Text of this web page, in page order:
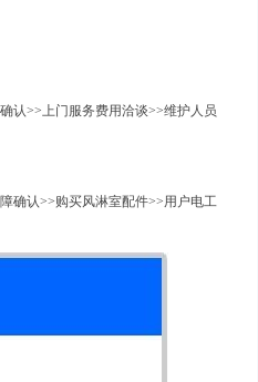
认>>上门服务费用洽谈>>维护人员
确认>>购买风淋室配件>>用户电工